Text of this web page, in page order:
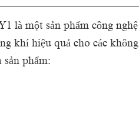
là một sản phẩm công nghệ
khí hiệu quả cho các không
phẩm: